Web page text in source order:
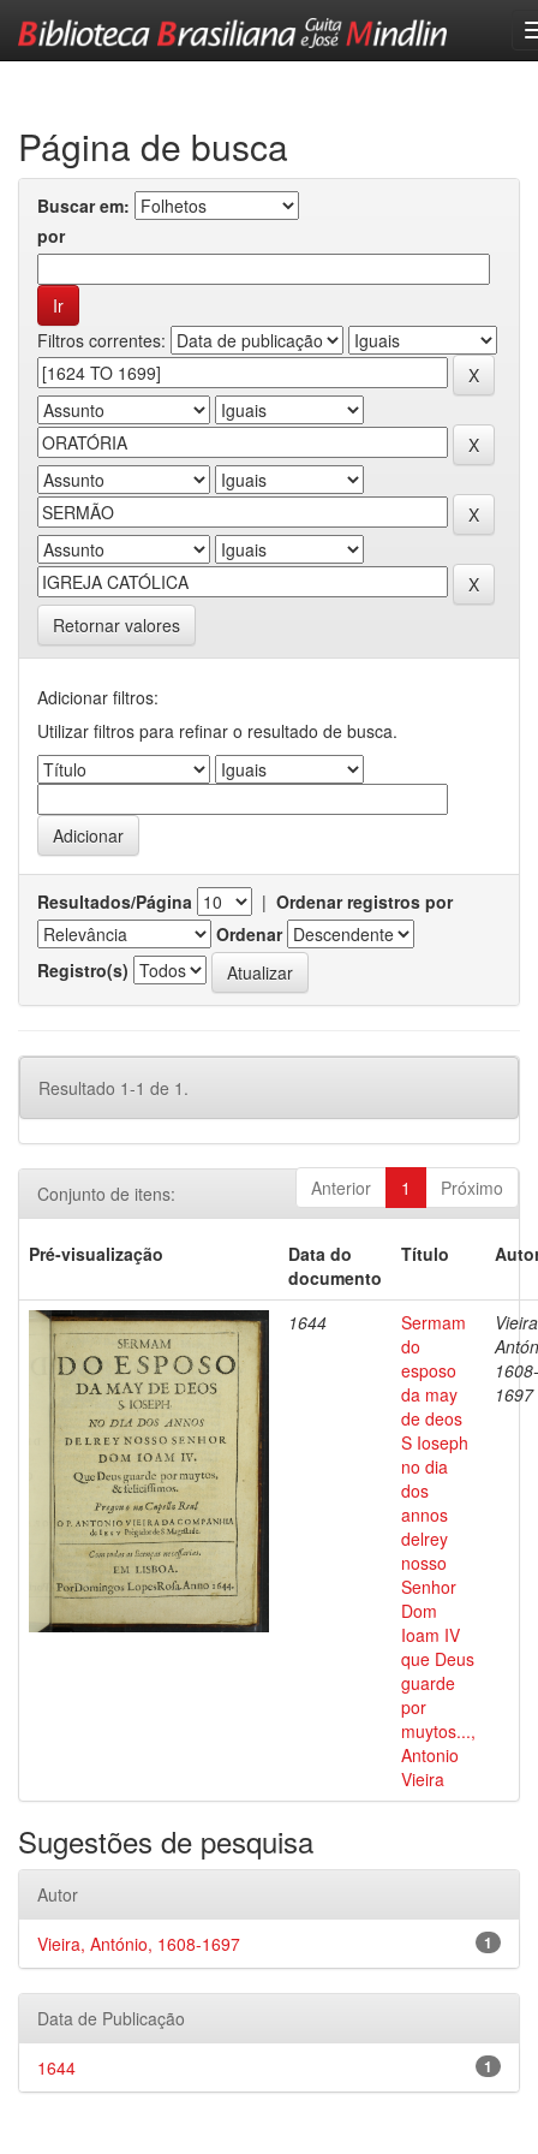
Página de busca
Buscar em:
por
Filtros correntes:
Retornar valores
Adicionar filtros:
Utilizar filtros para refinar o resultado de busca.
Resultados/Página | Ordenar registros por
Ordenar
Registro(s)
Resultado 1-1 de 1.
Anterior 1 Próximo
Conjunto de itens:
Pré-visualização
Data do
documento
Título
1644
Sermam
do
esposo
da may
de deos
S Ioseph
no dia
dos
annos
delrey
nosso
Senhor
Dom
Ioam IV
que Deus
guarde
por
muytos...,
Antonio
Vieira
1608-
1697
Sugestões de pesquisa
Autor
1
Vieira, António, 1608-1697
Data de Publicação
1
1644